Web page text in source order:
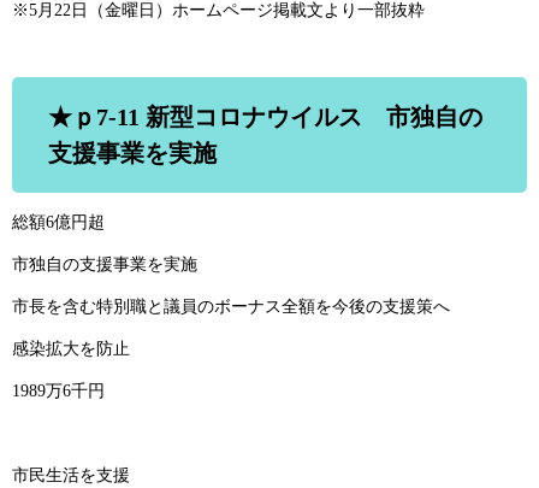
※5月22日（金曜日）ホームページ掲載文より一部抜粋
★ｐ7-11 新型コロナウイルス 市独自の
支援事業を実施
総額6億円超
市独自の支援事業を実施
市長を含む特別職と議員のボーナス全額を今後の支援策へ
感染拡大を防止
1989万6千円
市民生活を支援